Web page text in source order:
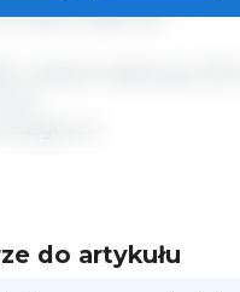
pogłowia).
/ zespół redakcyjny
do artykułu